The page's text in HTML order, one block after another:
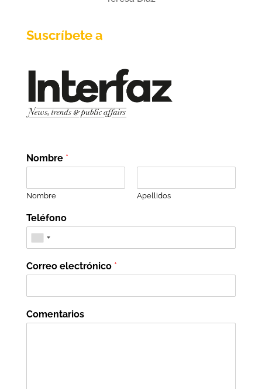
Suscríbete a
Nombre *
Nombre Apellidos
Teléfono
Correo electrónico *
Comentarios